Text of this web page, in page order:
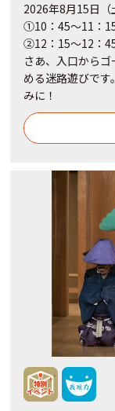
2026年8月15日（
①10：45～11：
②12：15～12：
さあ、入口から
める迷路遊びで
みに！